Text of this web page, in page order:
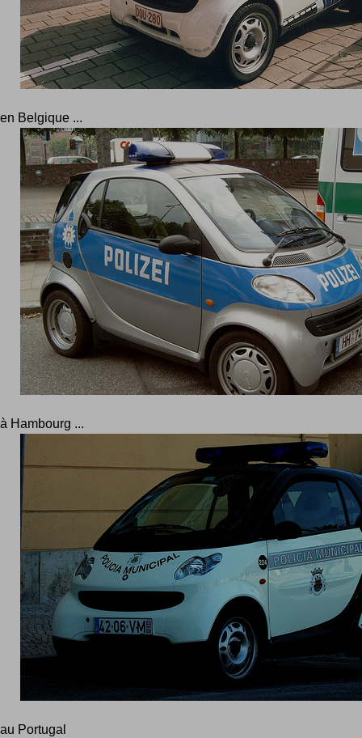
en Belgique ...
à Hambourg ...
au Portugal